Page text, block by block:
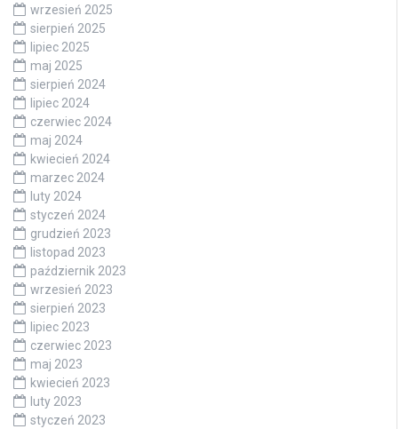
wrzesień 2025
sierpień 2025
lipiec 2025
maj 2025
sierpień 2024
lipiec 2024
czerwiec 2024
maj 2024
kwiecień 2024
marzec 2024
luty 2024
styczeń 2024
grudzień 2023
listopad 2023
październik 2023
wrzesień 2023
sierpień 2023
lipiec 2023
czerwiec 2023
maj 2023
kwiecień 2023
luty 2023
styczeń 2023